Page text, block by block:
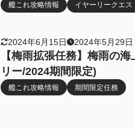
艦これ攻略情報 イヤーリークエス
2024年6月15日 2024年5月29日
【梅雨拡張任務】梅雨の
リー/2024期間限定)
艦これ攻略情報 期間限定任務